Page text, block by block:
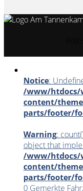
Notice:
/www/htdocs/
content/
parts/footer/
Warning:
object that
/www/htdocs/
content/
parts/footer/
0 Gemerkte